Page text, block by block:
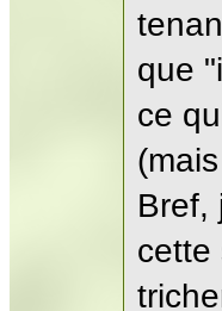
que
ce
Bref,
cette